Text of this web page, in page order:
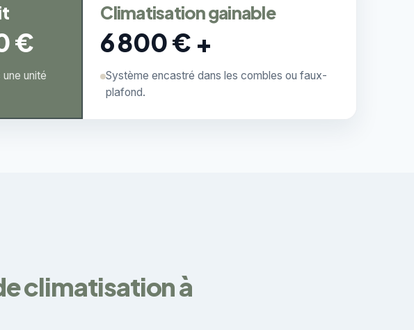
€
unité
Climatisation gainable
6 800 € +
Système encastré dans les combles ou faux-
plafond.
climatisation à